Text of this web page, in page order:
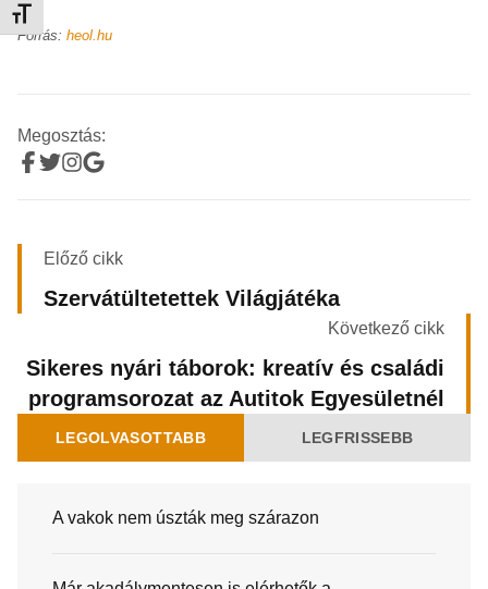
Betűméret váltása
Forrás: heol.hu
Megosztás:
Előző cikk
Szervátültetettek Világjátéka
Következő cikk
Sikeres nyári táborok: kreatív és családi
programsorozat az Autitok Egyesületnél
LEGOLVASOTTABB LEGFRISSEBB
A vakok nem úszták meg szárazon